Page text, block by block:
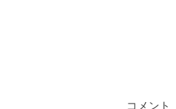
コメント